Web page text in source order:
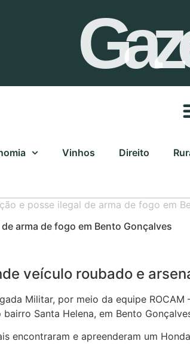
Vinhos Direito
e posse ilegal de arma de fogo em
arma de fogo em Bento Gonçalves
veículo roubado e
Militar, por meio da equipe
Santa Helena, em Bento
encontraram e apreenderam um